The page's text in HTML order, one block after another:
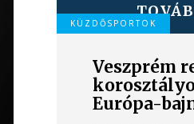
KÜZDŐSPORTOK
Veszprém
Európa-